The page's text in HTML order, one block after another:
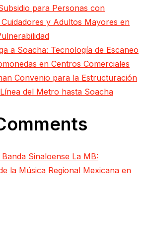
para Personas con
Cuidadores y Adultos Mayores en
a Soacha: Tecnología de Escaneo
en Centros Comerciales
Convenio para la Estructuración
del Metro hasta Soacha
Banda Sinaloense La MB:
la Música Regional Mexicana en